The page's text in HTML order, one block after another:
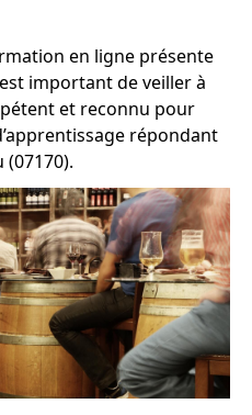
en ligne présente
important de veiller à
et reconnu pour
répondant